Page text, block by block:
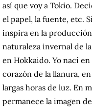
así que voy a Tokio.
el papel, la fuente, etc.
inspira en la
naturaleza invernal de
en Hokkaido. Yo nací
corazón de la llanura,
largas horas de luz. En
permanece la imagen